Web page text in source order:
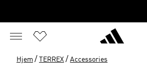
Hjem / TERREX / Accessories